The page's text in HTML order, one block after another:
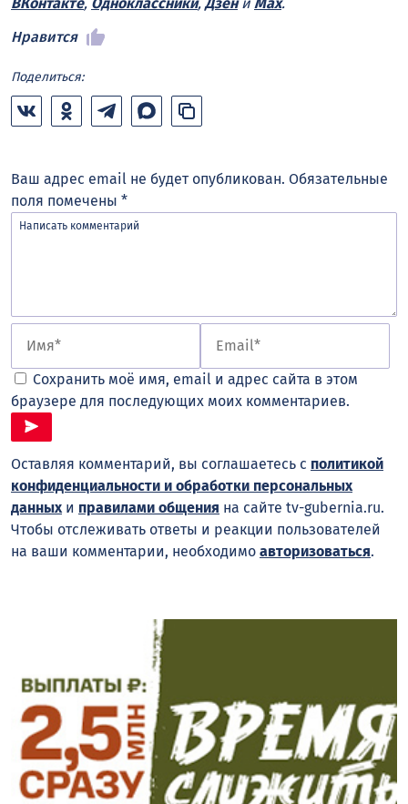
Нравится
Поделиться:
Ваш адрес email не будет опубликован. Обязательные
поля помечены *
Сохранить моё имя, email и адрес сайта в этом
браузере для последующих моих комментариев.
Оставляя комментарий, вы соглашаетесь с политикой
конфиденциальности и обработки персональных
данных и правилами общения на сайте tv-gubernia.ru.
Чтобы отслеживать ответы и реакции пользователей
на ваши комментарии, необходимо авторизоваться.